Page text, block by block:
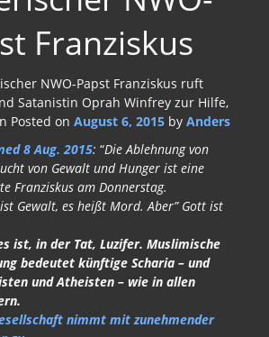
Franziskus
NWO-Papst Franziskus ruft
Satanistin Oprah Winfrey zur Hilfe,
Posted onAugust 6, 2015byAnders
8 Aug. 2015:“Die Ablehnung von
von Gewalt und Hunger ist eine
Franziskus am Donnerstag.
Gewalt, es heißt Mord. Aber” Gott ist
ist, in der Tat, Luzifer. Muslimische
bedeutet künftige Scharia – und
und Atheisten – wie in allen
nimmt mit zunehmender
zu.